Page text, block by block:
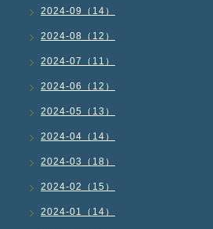
2024-09（14）
2024-08（12）
2024-07（11）
2024-06（12）
2024-05（13）
2024-04（14）
2024-03（18）
2024-02（15）
2024-01（14）